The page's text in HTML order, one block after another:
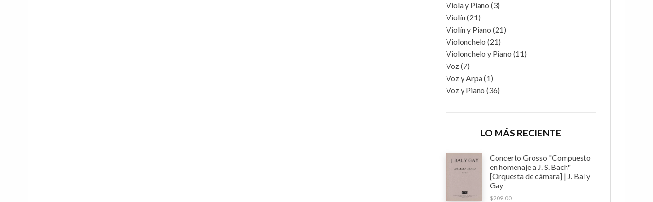
Viola y Piano (3)
Violín(21)
Violín y Piano (21)
Violonchelo (21)
Violonchelo y Piano (11)
Voz(7)
Voz y Arpa(1)
Voz y Piano (36)
LO MÁS RECIENTE
Concerto Grosso "Compuesto
en homenaje a J. S. Bach"
[Orquesta de cámara] | J. Bal y
Gay
$209.00